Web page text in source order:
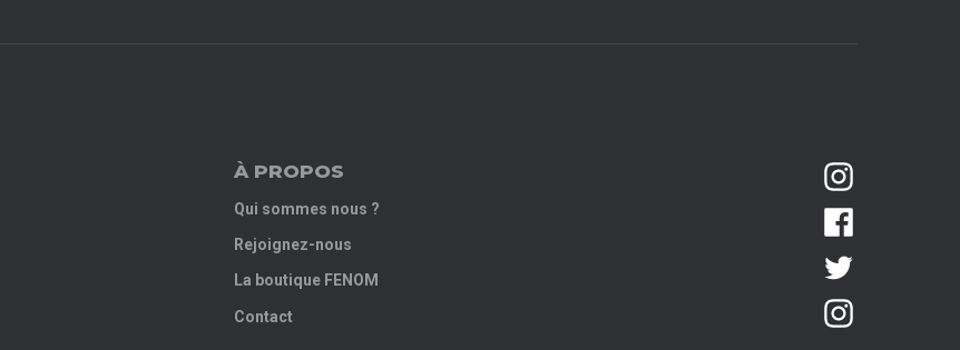
À PROPOS
Qui sommes nous ?
Rejoignez-nous
La boutique FENOM
Contact